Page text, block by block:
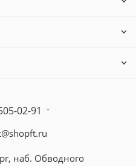
02-91
наб. Обводного